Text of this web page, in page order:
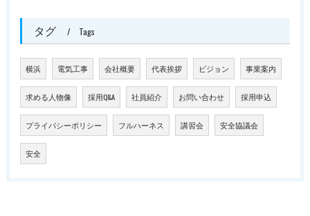
タグ Tags
横浜 電気工事 会社概要 代表挨拶 ビジョン 事業案内
求める人物像 採用Q&A 社員紹介 お問い合わせ 採用申込
プライバシーポリシー フルハーネス 講習会 安全協議会
安全